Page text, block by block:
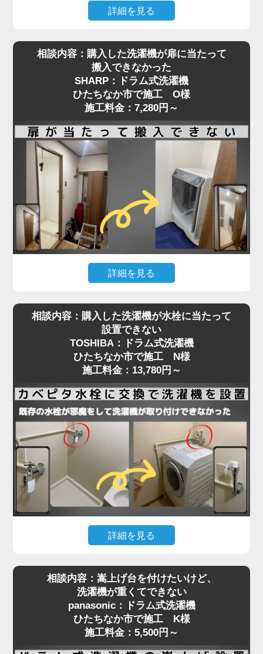
3,980円～と明瞭で、コスト面でもご満足いただけ
ドラム式洗濯機の取り付けは、見た目以上に重量や
配管の問題でトラブルになりやすい作業です。ご自
身での無理な設置は事故や水漏れの原因にもなりま
すので、専門の業者にお任せいただくのが安心で
す。お困りの際は、ぜひお気軽にご相談ください。
詳細を見る
濯パンと本体のサイズがギリギリで、引っ越し業者
から「設置はできない」と断られてしまった…そん
なご相談を、ひたちなか市で施工をご依頼いただい
たT様からいただきました。設置予定のAQUA製ド
ラム式洗濯機は、洗面台・壁・ドア枠の間にピタリ
と収める必要があり、数センチの誤差も許されない
状況でした。
さらに、他の業者にも断られたとのことで、当店に
ご連絡をいただいた際には「設置できる業者が見つ
からず困っている」とのお声も。現地を確認したう
えで、洗濯パンと各障害物との距離を慎重に測りな
がら、数ミリ単位で位置調整し、無事に搬入・設置
を完了しました。施工料金は3,980円～で、T様にも
大変ご満足いただけました。
「スペースが狭い」「他社に断られた」など、難し
い設置条件でも対応可能なケースは多くあります。
まずはお気軽にご相談ください。プロの判断で最適
な方法をご提案いたします
相談内容：購入した洗濯機が扉に当たって
搬入できなかった
SHARP：ドラム式洗濯機
ひたちなか市で施工 O様
施工料金：7,280円～
詳細を見る
っとした障害が設置を難しくすることがあります。
今回、ひたちなか市でご依頼いただいたO様のケー
スでは、「購入したSHARPのドラム式洗濯機が脱
衣所の扉に当たって入らない」というお悩みでし
現地確認の結果、開き戸の開口幅が洗濯機本体の寸
法ギリギリで、水栓位置はクリアしていたものの、
扉が障害物となって搬入が不可能な状態。そのた
め、扉を丁寧に取り外してから搬入し、所定の位置
に設置。その後、扉を元通りに復旧することでスム
ーズに作業を完了しました。施工料金はドラム式洗
濯機設置費用と扉の脱着費用で7,280円～となり、
「最初はどうなるかと思ったけど、無事に入って本
当に助かりました」とお喜びいただきました。
洗濯機取り付けには、扉や壁、水栓の位置などさま
応可能ですので、お困りの際はぜひご相談くださ
い。プロが現場で判断し、最適な方法で確実に設置
いたします。
相談内容：購入した洗濯機が水栓に当たって
設置できない
TOSHIBA：ドラム式洗濯機
ひたちなか市で施工 N様
施工料金：13,780円～
詳細を見る
らない」といったご相談は、ドラム式洗濯機に特に
多く見られます。今回、ひたちなか市で施工させて
いただいたN様のご自宅もまさにそのケースでし
た。購入されたのはTOSHIBAのドラム式洗濯機。
設置スペースには洗濯パンがありましたが、既設の
相談内容：嵩上げ台を付けたいけど、
洗濯機が重くてできない
panasonic：ドラム式洗濯機
ひたちなか市で施工 K様
施工料金：5,500円～